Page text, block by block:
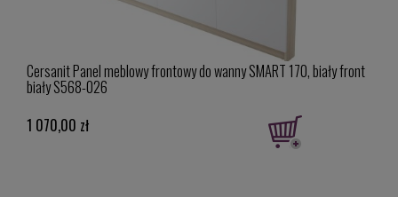
Cersanit Panel meblowy frontowy do wanny SMART 170, biały front
biały S568-026
1 070,00 zł